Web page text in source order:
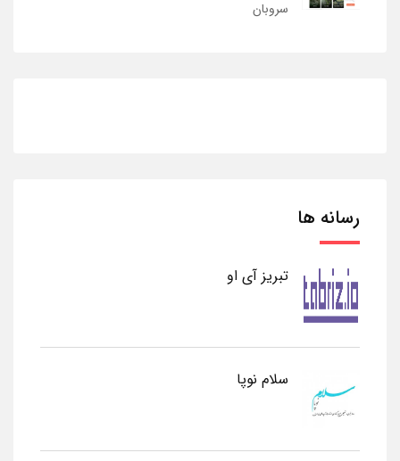
سروبان
رسانه ها
تبریز آی او
سلام نوپا